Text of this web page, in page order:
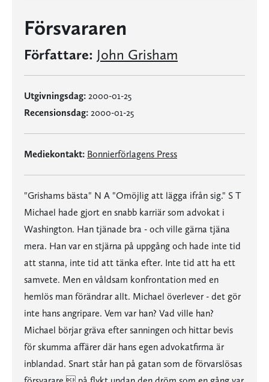
Försvararen
Författare: John Grisham
Utgivningsdag: 2000-01-25
Recensionsdag: 2000-01-25
Mediekontakt: Bonnierförlagens Press
"Grishams bästa" N A "Omöjlig att lägga ifrån sig." S T
Michael hade gjort en snabb karriär som advokat i
Washington. Han tjänade bra - och ville gärna tjäna
mera. Han var en stjärna på uppgång och hade inte tid
att stanna, inte tid att tänka efter. Inte tid att ha ett
samvete. Men en våldsam konfrontation med en
hemlös man förändrar allt. Michael överlever - det gör
inte hans angripare. Vem var han? Vad ville han?
Michael börjar gräva efter sanningen och hittar bevis
för skumma affärer där hans egen advokatfirma är
inblandad. Snart står han på gatan som de förvarslösas